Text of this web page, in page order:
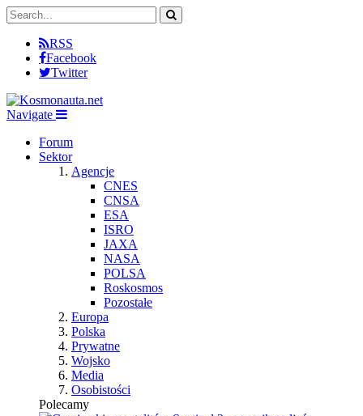
RSS
Facebook
Twitter
Navigate
Forum
Sektor
Agencje
CNES
CNSA
ESA
ISRO
JAXA
NASA
POLSA
Roskosmos
Pozostałe
Europa
Polska
Prywatne
Wojsko
Media
Osobistości
Polecamy